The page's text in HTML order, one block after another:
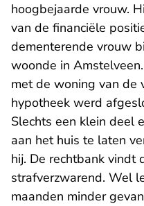
hoogbejaarde vrouw.
van de financiële
dementerende vrouw
woonde in
met de woning van de
hypotheek werd
Slechts een klein deel
aan het huis te laten
hij. De rechtbank vindt
strafverzwarend. Wel
maanden minder